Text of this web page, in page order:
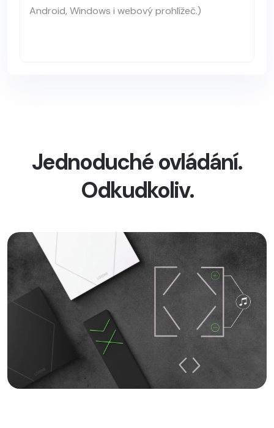
Android, Windows i webový prohlížeč.)
Jednoduché ovládání.
Odkudkoliv.